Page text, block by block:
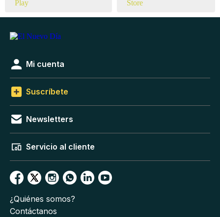
Mi cuenta
Suscríbete
Newsletters
Servicio al cliente
¿Quiénes somos?
Contáctanos